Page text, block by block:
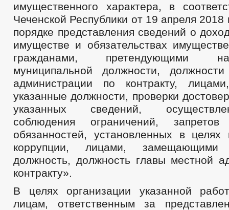
имущественного характера, в
Чеченской Республики от 19 апреля
порядке представления сведений о
имуществе и обязательствах
гражданами, претендующими
муниципальной должности,
администрации по контракту,
указанные должности, проверки
указанных сведений,
соблюдения ограничений,
обязанностей, установленных в целях
коррупции, лицами, замещающими
должность, должность главы местной
контракту».
В целях организации указанной
лицам, ответственным за